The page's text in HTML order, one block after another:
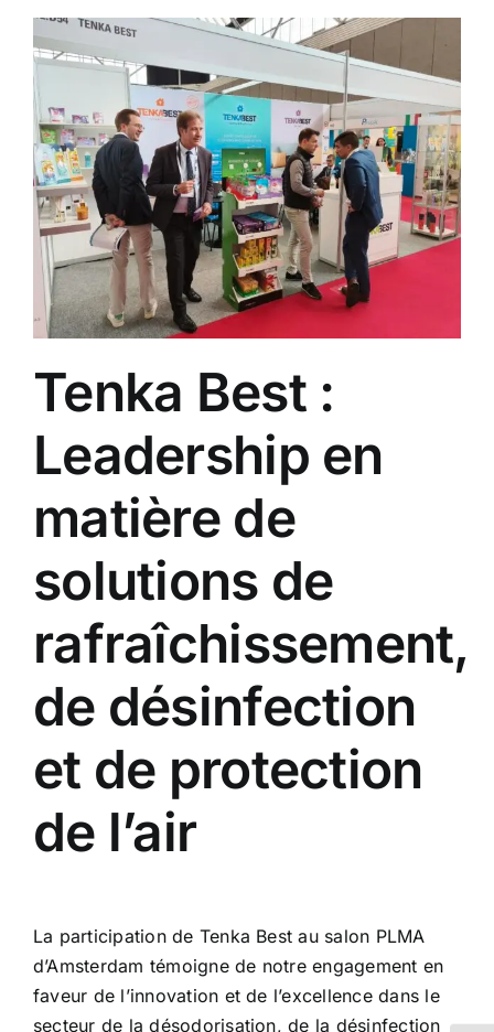
Tenka Best :
Leadership en
matière de
solutions de
rafraîchissement,
de désinfection
et de protection
de l’air
La participation de Tenka Best au salon PLMA
d’Amsterdam témoigne de notre engagement en
faveur de l’innovation et de l’excellence dans le
secteur de la désodorisation, de la désinfection